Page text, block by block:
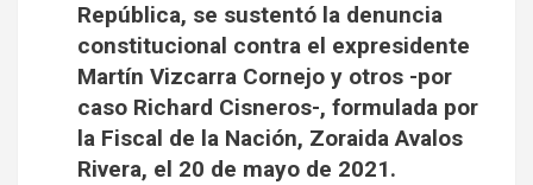
República, se sustentó la denuncia
constitucional contra el expresidente
Martín Vizcarra Cornejo y otros -por
caso Richard Cisneros-, formulada por
la Fiscal de la Nación, Zoraida Avalos
Rivera, el 20 de mayo de 2021.